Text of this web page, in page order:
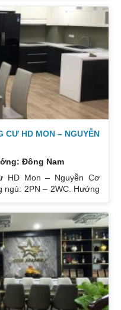
nhiều mặt thoáng và có
Đồ nội thất cao cấp bán
phong cách Châu Âu.
24. Liên hệ xem nhà:
CƯ HD MON – NGUYỄN
Đông Nam
HD Mon – Nguyễn Cơ
ngủ: 2PN – 2WC. Hướng
ngủ: 2PN 2WC. Hướng
full đồ đẹp, Có sổ. Giá:
ngủ: 2PN 2WC. Hướng
full đồ. Có sổ. Giá: 4